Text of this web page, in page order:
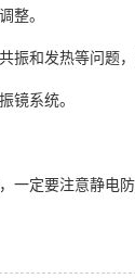
整。
和发热等问题
镜系统。
定要注意静电防